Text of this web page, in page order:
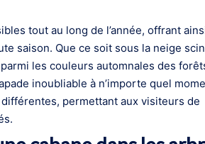
tout au long de l’année, offrant
saison. Que ce soit sous la neige
les couleurs automnales des
inoubliable à n’importe quel
différentes, permettant aux visiteurs de